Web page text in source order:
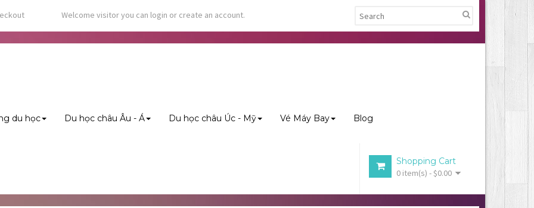
Welcome visitor you can login or create an account.
du học Du học châu Âu - Á Du học châu Úc - Mỹ Vé Máy Bay Blog
Shopping Cart
0 item(s) - $0.00